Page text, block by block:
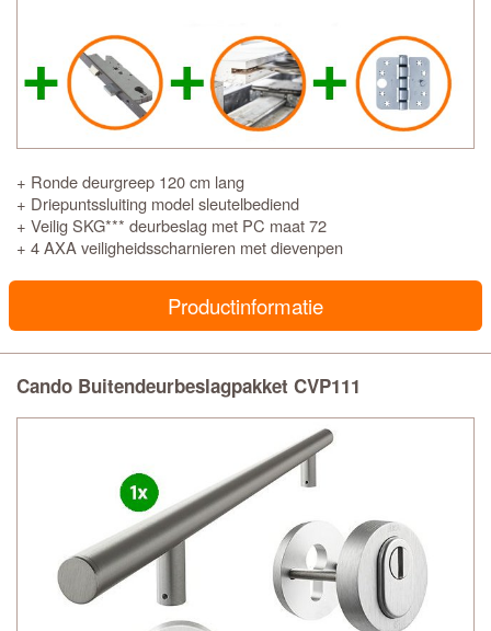
+ Ronde deurgreep 120 cm lang
+ Driepuntssluiting model sleutelbediend
+ Veilig SKG*** deurbeslag met PC maat 72
+ 4 AXA veiligheidsscharnieren met dievenpen
Productinformatie
Cando Buitendeurbeslagpakket CVP111